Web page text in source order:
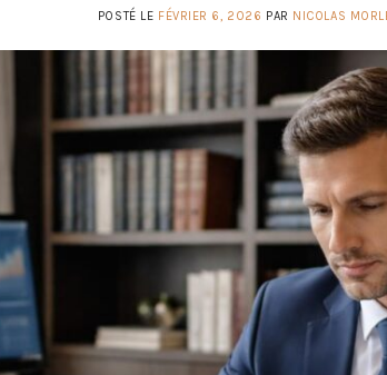
POSTÉ LE FÉVRIER 6, 2026 PAR NICOLAS